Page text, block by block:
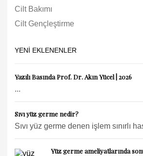
Cilt Bakımı
Cilt Gençleştirme
YENI EKLENENLER
Yazılı Basında Prof. Dr. Akın Yücel | 2026
...
Sıvı yüz germe nedir?
Sıvı yüz germe denen işlem sınırlı
Yüz germe ameliyatlarında